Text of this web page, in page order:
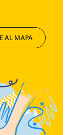
AL MAPA